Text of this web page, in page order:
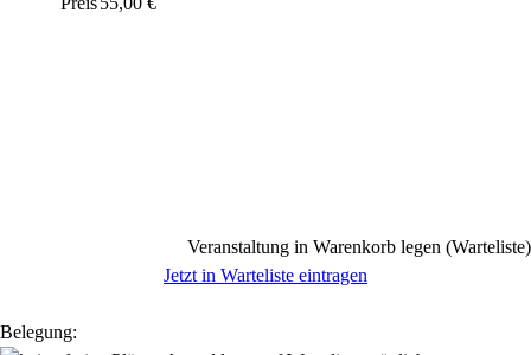
Veranstaltung in Warenkorb legen (Warteliste)
Jetzt in Warteliste eintragen
Belegung: